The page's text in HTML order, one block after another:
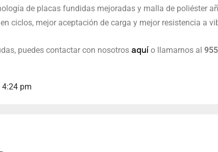
de placas fundidas mejoradas y malla de poliéster
ciclos, mejor aceptación de carga y mejor resistencia a
puedes contactar con nosotros aquí o llamarnos al
4:24 pm